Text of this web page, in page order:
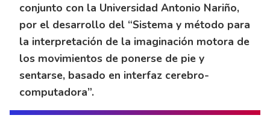
conjunto con la Universidad Antonio Nariño,
por el desarrollo del “Sistema y método para
la interpretación de la imaginación motora de
los movimientos de ponerse de pie y
sentarse, basado en interfaz cerebro-
computadora”.